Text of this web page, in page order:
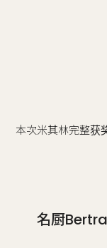
本次米其林完整获
名厨